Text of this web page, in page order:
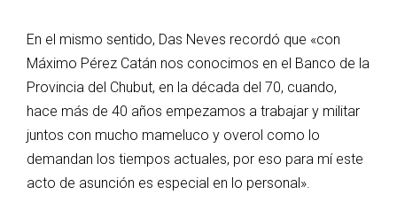
En el mismo sentido, Das Neves recordó que «con
Máximo Pérez Catán nos conocimos en el Banco de la
Provincia del Chubut, en la década del 70, cuando,
hace más de 40 años empezamos a trabajar y militar
juntos con mucho mameluco y overol como lo
demandan los tiempos actuales, por eso para mí este
acto de asunción es especial en lo personal».